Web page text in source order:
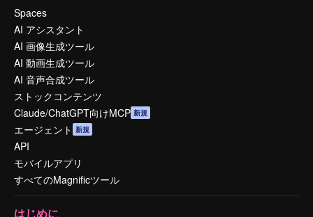
Spaces
AI アシスタント
AI 画像生成ツール
AI 動画生成ツール
AI 音声合成ツール
ストックコンテンツ
Claude/ChatGPT向けMCP 新規
エージェント 新規
API
モバイルアプリ
すべてのMagnificツール
はじめに